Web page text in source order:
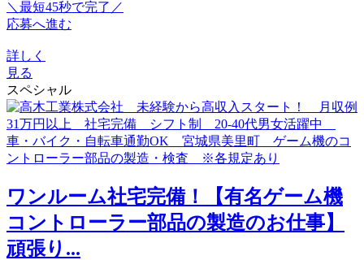
＼最短45秒で完了／
応募へ進む
詳しく
見る
スペシャル
ワンルーム社宅完備！【有名ゲーム機
コントローラー部品の製造のお仕事】
頑張り...